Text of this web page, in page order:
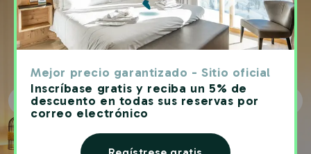
Mejor precio garantizado - Sitio oficial
Inscríbase gratis y reciba un 5% de
descuento en todas sus reservas por
correo electrónico